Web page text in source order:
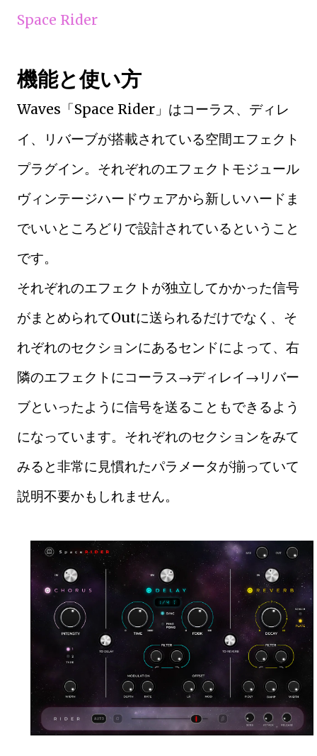
Space Rider
機能と使い方
Waves「Space Rider」はコーラス、ディレ
イ、リバーブが搭載されている空間エフェクト
プラグイン。それぞれのエフェクトモジュール
ヴィンテージハードウェアから新しいハードま
でいいところどりで設計されているということ
です。
それぞれのエフェクトが独立してかかった信号
がまとめられてOutに送られるだけでなく、そ
れぞれのセクションにあるセンドによって、右
隣のエフェクトにコーラス→ディレイ→リバー
ブといったように信号を送ることもできるよう
になっています。それぞれのセクションをみて
みると非常に見慣れたパラメータが揃っていて
説明不要かもしれません。